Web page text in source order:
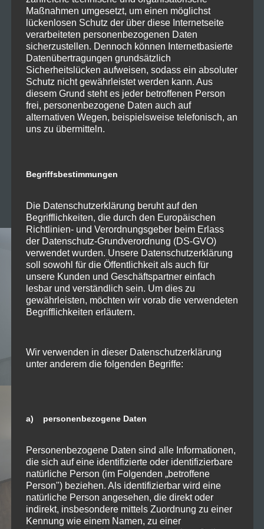
✓ Mikrowelle
✓ Garage + Stellplatz
✓ Radio
✓ Safe
✓ Terrasse
✓ 2 Schlafzimmer
✓ begehbare Umkleide
✓ Waschmaschine & Trockner
Maßnahmen umgesetzt, um einen möglichst
lückenlosen Schutz der über diese Internetseite
verarbeiteten personenbezogenen Daten
sicherzustellen. Dennoch können Internetbasierte
Datenübertragungen grundsätzlich
Sicherheitslücken aufweisen, sodass ein absoluter
Schutz nicht gewährleistet werden kann. Aus
diesem Grund steht es jeder betroffenen Person
frei, personenbezogene Daten auch auf
alternativen Wegen, beispielsweise telefonisch, an
uns zu übermitteln.
Begriffsbestimmungen
Die Datenschutzerklärung beruht auf den
Begrifflichkeiten, die durch den Europäischen
Richtlinien- und Verordnungsgeber beim Erlass
der Datenschutz-Grundverordnung (DS-GVO)
verwendet wurden. Unsere Datenschutzerklärung
soll sowohl für die Öffentlichkeit als auch für
unsere Kunden und Geschäftspartner einfach
lesbar und verständlich sein. Um dies zu
gewährleisten, möchten wir vorab die verwendeten
Begrifflichkeiten erläutern.
Wir verwenden in dieser Datenschutzerklärung
unter anderem die folgenden Begriffe:
a) personenbezogene Daten
Personenbezogene Daten sind alle Informationen,
die sich auf eine identifizierte oder identifizierbare
natürliche Person (im Folgenden „betroffene
Person") beziehen. Als identifizierbar wird eine
natürliche Person angesehen, die direkt oder
indirekt, insbesondere mittels Zuordnung zu einer
Kennung wie einem Namen, zu einer